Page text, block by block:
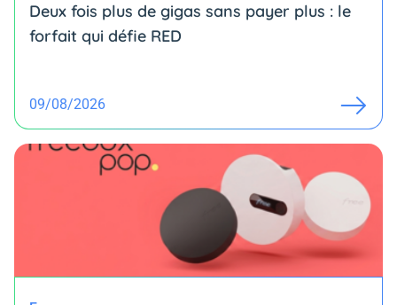
Deux fois plus de gigas sans payer plus : le
forfait qui défie RED
09/08/2026